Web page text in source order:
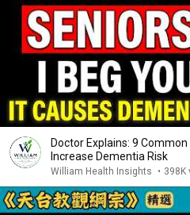
Doctor Explains: 9
Increase Dementia Risk
William Health Insights • 398K